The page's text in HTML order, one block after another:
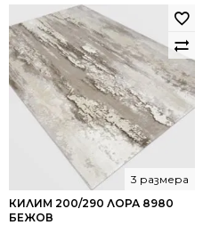
КИЛИМ 200/290 ЛОРА 8980
БЕЖОВ
3 размера